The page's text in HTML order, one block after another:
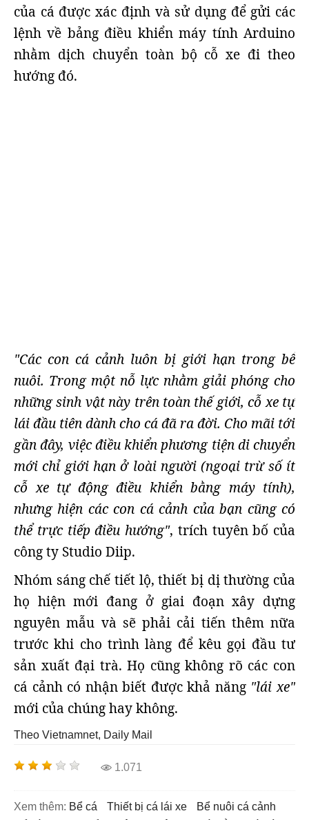
của cá được xác định và sử dụng để gửi các
lệnh về bảng điều khiển máy tính Arduino
nhằm dịch chuyển toàn bộ cỗ xe đi theo
hướng đó.
"Các con cá cảnh luôn bị giới hạn trong bể
nuôi. Trong một nỗ lực nhằm giải phóng cho
những sinh vật này trên toàn thế giới, cỗ xe tự
lái đầu tiên dành cho cá đã ra đời. Cho mãi tới
gần đây, việc điều khiển phương tiện di chuyển
mới chỉ giới hạn ở loài người (ngoại trừ số ít
cỗ xe tự động điều khiển bằng máy tính),
nhưng hiện các con cá cảnh của bạn cũng có
thể trực tiếp điều hướng", trích tuyên bố của
công ty Studio Diip.
Nhóm sáng chế tiết lộ, thiết bị dị thường của
họ hiện mới đang ở giai đoạn xây dựng
nguyên mẫu và sẽ phải cải tiến thêm nữa
trước khi cho trình làng để kêu gọi đầu tư
sản xuất đại trà. Họ cũng không rõ các con
cá cảnh có nhận biết được khả năng"lái xe"
mới của chúng hay không.
Theo Vietnamnet, Daily Mail
1.071
Xem thêm: bể cá thiết bị cá lái xe
bể nuôi cá cảnh